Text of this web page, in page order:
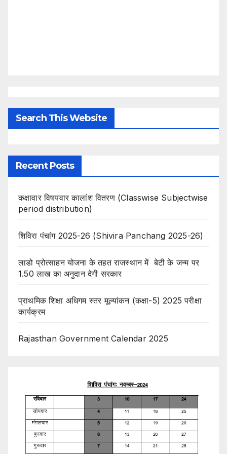
Search This Website
Recent Posts
कक्षावार विषयवार कालांश वितरण (Classwise Subjectwise
period distribution)
शिविरा पंचांग 2025-26 (Shivira Panchang 2025-26)
लाडो प्रोत्साहन योजना के तहत राजस्थान में बेटी के जन्म पर
1.50 लाख का अनुदान देगी सरकार
प्राथमिक शिक्षा अधिगम स्तर मूल्यांकन (कक्षा-5) 2025 परीक्षा
कार्यक्रम
Rajasthan Government Calendar 2025